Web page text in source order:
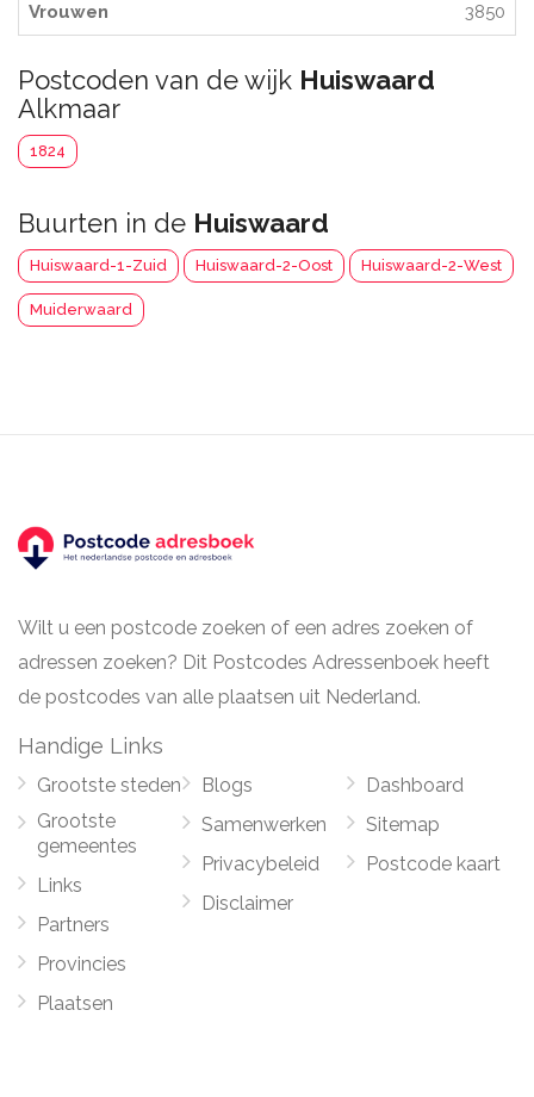
Vrouwen 3850
Postcoden van de wijk Huiswaard
Alkmaar
1824
Buurten in de Huiswaard
Huiswaard-1-Zuid Huiswaard-2-Oost Huiswaard-2-West
Muiderwaard
Wilt u een postcode zoeken of een adres zoeken of
adressen zoeken? Dit Postcodes Adressenboek heeft
de postcodes van alle plaatsen uit Nederland.
Handige Links
Grootste steden
Grootste
gemeentes
Links
Partners
Provincies
Plaatsen
Blogs
Samenwerken
Privacybeleid
Disclaimer
Dashboard
Sitemap
Postcode kaart